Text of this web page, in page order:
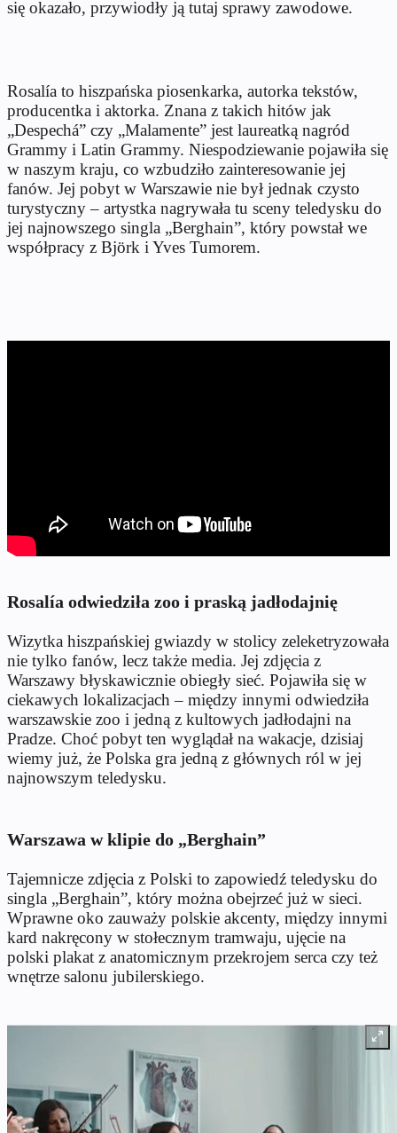
się okazało, przywiodły ją tutaj sprawy zawodowe.
Rosalía to hiszpańska piosenkarka, autorka tekstów,
producentka i aktorka. Znana z takich hitów jak
„Despechá” czy „Malamente” jest laureatką nagród
Grammy i Latin Grammy. Niespodziewanie pojawiła się
w naszym kraju, co wzbudziło zainteresowanie jej
fanów. Jej pobyt w Warszawie nie był jednak czysto
turystyczny – artystka nagrywała tu sceny teledysku do
jej najnowszego singla „Berghain”, który powstał we
współpracy z Björk i Yves Tumorem.
Rosalía odwiedziła zoo i praską jadłodajnię
Wizytka hiszpańskiej gwiazdy w stolicy zeleketryzowała
nie tylko fanów, lecz także media. Jej zdjęcia z
Warszawy błyskawicznie obiegły sieć. Pojawiła się w
ciekawych lokalizacjach – między innymi odwiedziła
warszawskie zoo i jedną z kultowych jadłodajni na
Pradze. Choć pobyt ten wyglądał na wakacje, dzisiaj
wiemy już, że Polska gra jedną z głównych ról w jej
najnowszym teledysku.
Warszawa w klipie do „Berghain”
Tajemnicze zdjęcia z Polski to zapowiedź teledysku do
singla „Berghain”, który można obejrzeć już w sieci.
Wprawne oko zauważy polskie akcenty, między innymi
kard nakręcony w stołecznym tramwaju, ujęcie na
polski plakat z anatomicznym przekrojem serca czy też
wnętrze salonu jubilerskiego.